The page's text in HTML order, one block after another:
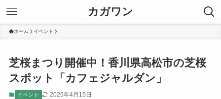
カガワン
ホーム イベント
芝桜まつり開催中！香川県高松市の芝桜
スポット「カフェジャルダン」
イベント 2025年4月15日